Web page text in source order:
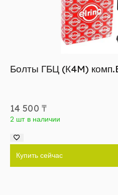
Болты ГБЦ (К4M)
14 500 ₸
2 шт в наличии
Купить сейчас